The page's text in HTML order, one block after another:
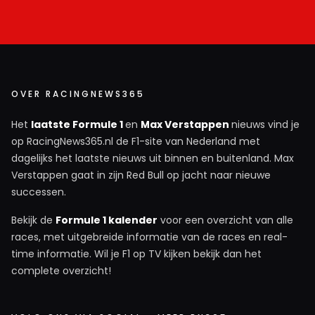
hebben helaas een te groot ego om hun fout toe
Martijn Rol
Beste kerel, er is een fysieke locatie en er is een
zowel Verstappen als Ocon was pitlane. Niets anders.
Daar mag je van vinden wat je wil, maar het is helaas
niet anders. Toto Wolff had het gewoon bij het rechte
end. Max startte vanaf de laatste plaats. Samen met
OVER RACINGNEWS365
Het laatste Formule 1en Max Verstappen nieuws vind je
op RacingNews365.nl de F1-site van Nederland met
dagelijks het laatste nieuws uit binnen en buitenland. Max
Verstappen gaat in zijn Red Bull op jacht naar nieuwe
successen.
Bekijk de Formule 1 kalender voor een overzicht van alle
races, met uitgebreide informatie van de races en real-
time informatie. Wil je F1 op TV kijken bekijk dan het
complete overzicht!